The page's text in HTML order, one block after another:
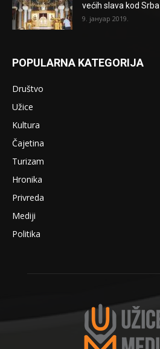
većih slava kod Srba
9. јануар 2019.
POPULARNA KATEGORIJA
Društvo
Užice
Kultura
Čajetina
Turizam
Hronika
Privreda
Mediji
Politika